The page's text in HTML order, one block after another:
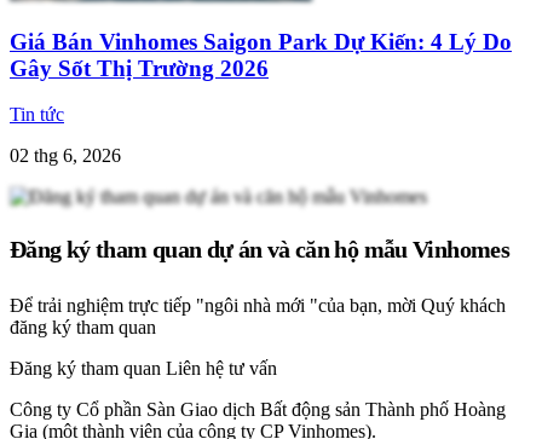
Giá Bán Vinhomes Saigon Park Dự Kiến: 4 Lý Do
Gây Sốt Thị Trường 2026
Tin tức
02 thg 6, 2026
Đăng ký tham quan dự án và căn hộ mẫu Vinhomes
Để trải nghiệm trực tiếp "ngôi nhà mới "của bạn, mời Quý khách
đăng ký tham quan
Đăng ký tham quan Liên hệ tư vấn
Công ty Cổ phần Sàn Giao dịch Bất động sản Thành phố Hoàng
Gia (một thành viên của công ty CP Vinhomes).